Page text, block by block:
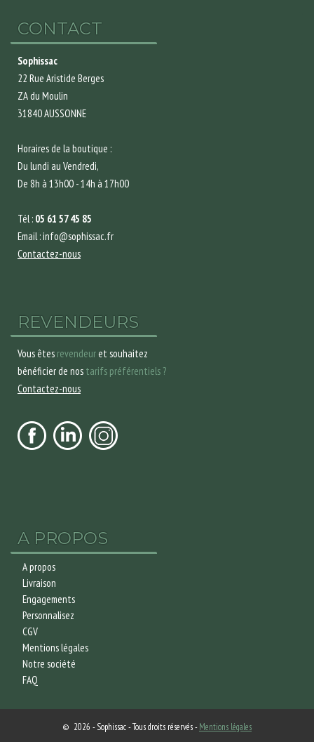
CONTACT
Sophissac
22 Rue Aristide Berges
ZA du Moulin
31840 AUSSONNE
Horaires de la boutique :
Du lundi au Vendredi,
De 8h à 13h00 - 14h à 17h00
Tél : 05 61 57 45 85
Email : info@sophissac.fr
Contactez-nous
REVENDEURS
Vous êtes revendeur et souhaitez
bénéficier de nos tarifs préférentiels ?
Contactez-nous
A PROPOS
A propos
Livraison
Engagements
Personnalisez
CGV
Mentions légales
Notre société
FAQ
© 2026 - Sophissac - Tous droits réservés -Mentions légales